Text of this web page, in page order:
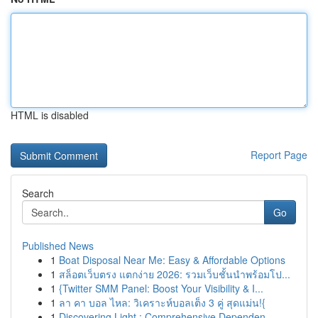
HTML is disabled
Report Page
Search
Go
Published News
1 Boat Disposal Near Me: Easy & Affordable Options
1 สล็อตเว็บตรง แตกง่าย 2026: รวมเว็บชั้นนำพร้อมโป...
1 {Twitter SMM Panel: Boost Your Visibility & I...
1 ลา คา บอล ไหล: วิเคราะห์บอลเต็ง 3 คู่ สุดแม่น!{